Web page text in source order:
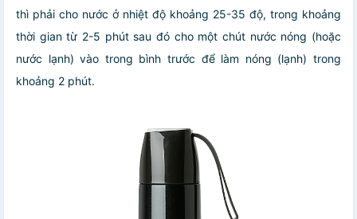
thì phải cho nước ở nhiệt độ khoảng 25-35 độ, trong khoảng
thời gian từ 2-5 phút sau đó cho một chút nước nóng (hoặc
nước lạnh) vào trong bình trước để làm nóng (lạnh) trong
khoảng 2 phút.